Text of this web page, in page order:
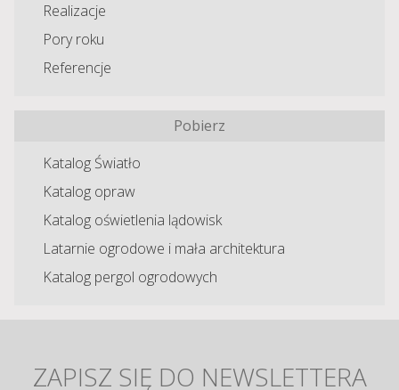
Realizacje
Pory roku
Referencje
Pobierz
Katalog Światło
Katalog opraw
Katalog oświetlenia lądowisk
Latarnie ogrodowe i mała architektura
Katalog pergol ogrodowych
ZAPISZ SIĘ DO NEWSLETTERA